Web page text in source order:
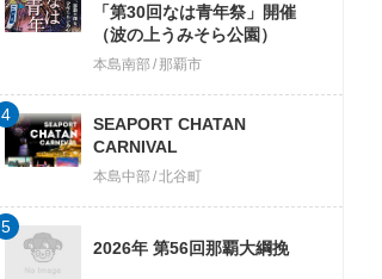
「第30回なは青年祭」開催
（波の上うみそら公園）
本島南部 那覇市
SEAPORT CHATAN
CARNIVAL
本島中部 北谷町
4
2026年 第56回那覇大綱挽
5